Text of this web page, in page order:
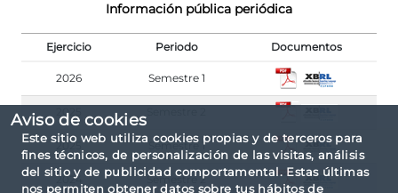
Aviso de cookies
Este sitio web utiliza cookies propias y de terceros para
fines técnicos, de personalización de las visitas, análisis
del sitio y de publicidad comportamental. Estas últimas
nos permiten obtener datos sobre tus hábitos de
Información pública periódica
Ejercicio Periodo Documentos
2026 Semestre 1
2025
2025 Semestre 1
2024 Semestre 2